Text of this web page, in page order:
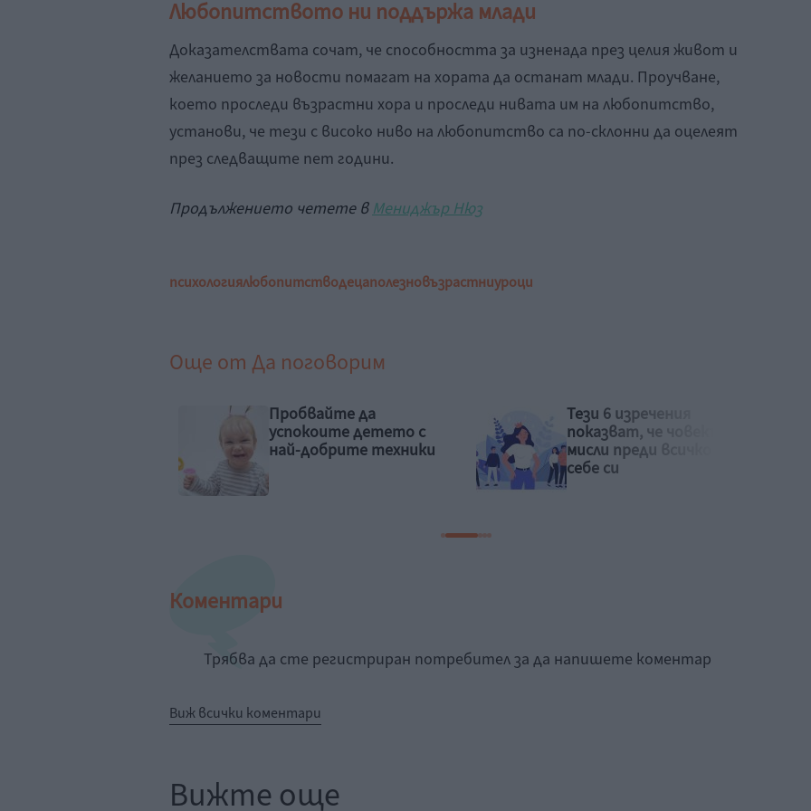
Любопитството ни поддържа млади
Доказателствата сочат, че способността за изненада през целия живот и
желанието за новости помагат на хората да останат млади. Проучване,
което проследи възрастни хора и проследи нивата им на любопитство,
установи, че тези с високо ниво на любопитство са по-склонни да оцелеят
през следващите пет години.
Продължението четете вМениджър Нюз
психологиялюбопитстводецаполезновъзрастниуроци
Още от Да поговорим
Тези 6 изречения
показват, че човекът
мисли преди всичко за
Без пигментни петна
през бременността
Коментари
Трябва да сте регистриран потребител за да напишете коментар
Виж всички коментари
Вижте още